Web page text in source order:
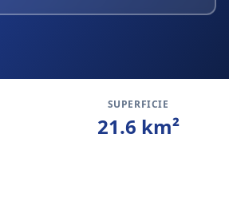
SUPERFICIE
21.6 km²